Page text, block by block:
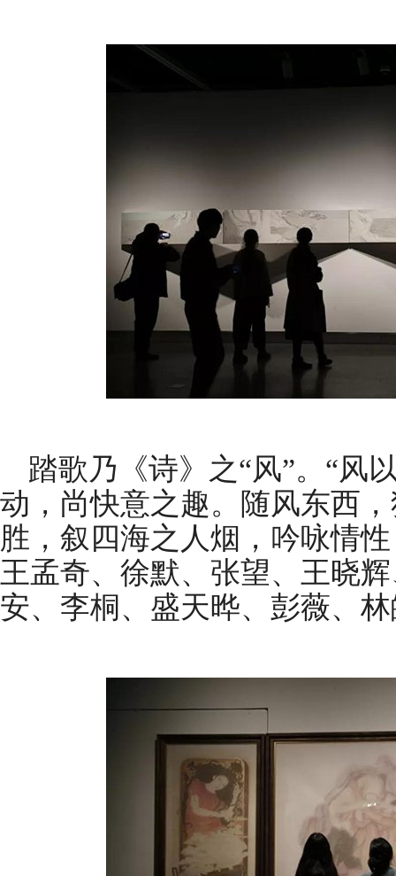
踏歌乃《诗》之“风”。“风
动，尚快意之趣。随风东西
胜，叙四海之人烟，吟咏情
王孟奇、徐默、张望、王晓
安、李桐、盛天晔、彭薇、